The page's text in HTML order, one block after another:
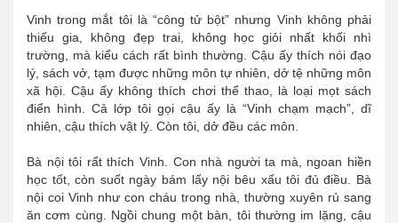
Vinh trong mắt tôi là “công tử bột” nhưng Vinh không phải
thiếu gia, không đẹp trai, không học giỏi nhất khối nhì
trường, mà kiểu cách rất bình thường. Cậu ấy thích nói đạo
lý, sách vở, tạm được những môn tự nhiên, dở tệ những môn
xã hội. Cậu ấy không thích chơi thể thao, là loại mọt sách
điển hình. Cả lớp tôi gọi cậu ấy là “Vinh chạm mạch”, dĩ
nhiên, cậu thích vật lý. Còn tôi, dở đều các môn.
Bà nội tôi rất thích Vinh. Con nhà người ta mà, ngoan hiền
học tốt, còn suốt ngày bám lấy nội bêu xấu tôi đủ điều. Bà
nội coi Vinh như con cháu trong nhà, thường xuyên rủ sang
ăn cơm cùng. Ngồi chung một bàn, tôi thường im lặng, cậu